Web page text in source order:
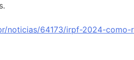
noticias/64173/irpf-2024-